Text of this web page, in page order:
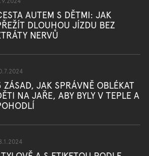
AUTEM S DĚTMI: JAK
DLOUHOU JÍZDU BEZ
NERVŮ
ZÁSAD, JAK SPRÁVNĚ OBLÉKAT
NA JAŘE, ABY BYLY V TEPLE A